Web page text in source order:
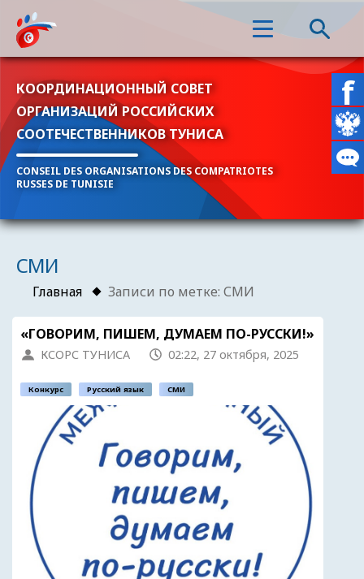
КООРДИНАЦИОННЫЙ СОВЕТ
ОРГАНИЗАЦИЙ РОССИЙСКИХ
СООТЕЧЕСТВЕННИКОВ ТУНИСА
CONSEIL DES ORGANISATIONS DES COMPATRIOTES
RUSSES DE TUNISIE
СМИ
Главная Записи по метке: СМИ
«ГОВОРИМ, ПИШЕМ, ДУМАЕМ ПО-РУССКИ!»
КСОРС ТУНИСА 02:22, 27 октября, 2025
Конкурс Русский язык СМИ